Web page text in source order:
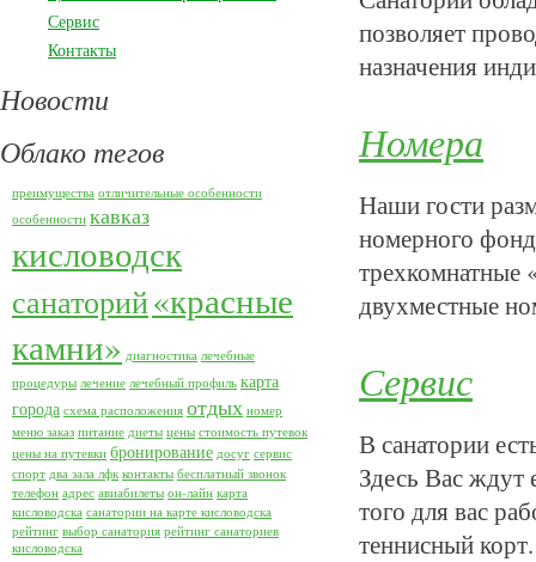
Сервис
Контакты
Новости
Облако тегов
преимущества отличительные особенности
особенности кавказ
кисловодск
санаторий«красные
камни» диагностика лечебные
процедуры лечение лечебный профиль карта
города схема расположения отдых номер
меню заказ питание диеты цены стоимость путевок
цены на путевки бронирование досуг сервис
спорт два зала лфк контакты бесплатный звонок
телефон адрес авиабилеты он-лайн карта
кисловодска санатории на карте кисловодска
рейтинг выбор санатория рейтинг санаториев
кисловодска
позволяет
назначения
Номера
Наши гости
номерного
трехкомнатные
двухместные
Сервис
В санатории
Здесь Вас
того для вас
теннисный корт.